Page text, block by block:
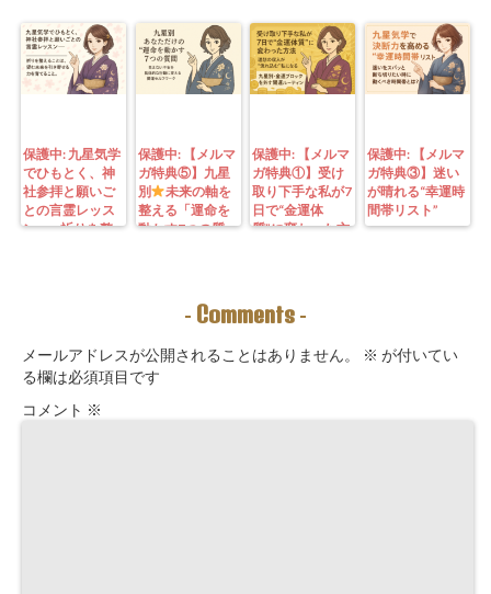
保護中: 九星気学
でひもとく、神
社参拝と願いご
との言霊レッス
ン—— 祈りを整
保護中: 【メルマ
ガ特典⑤】九星
別
未来の軸を
整える「運命を
動かす7つの質
ーチングできま
保護中: 【メルマ
ガ特典①】受け
取り下手な私が7
日で“金運体
質”に変わった方
九星別・金運ブ
ロックを外す開
保護中: 【メルマ
ガ特典③】迷い
が晴れる“幸運時
間帯リスト”
- Comments -
メールアドレスが公開されることはありません。 ※ が付いてい
る欄は必須項目です
コメント ※